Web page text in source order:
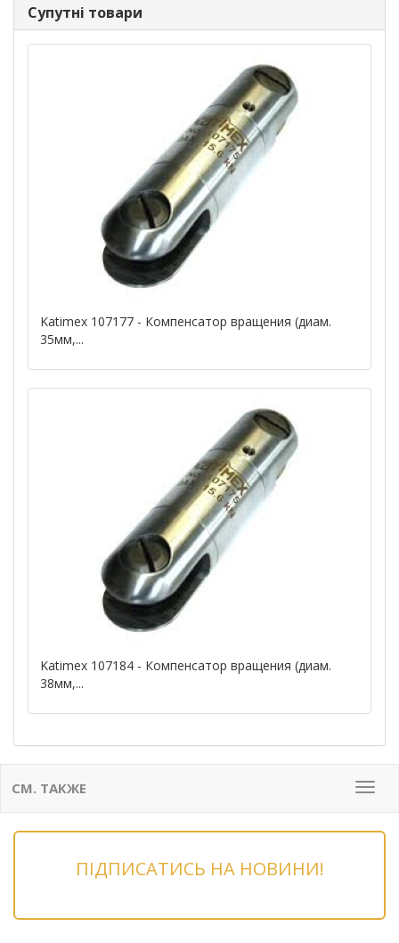
Супутні товари
Katimex 107177 - Компенсатор вращения (диам.
35мм,...
Katimex 107184 - Компенсатор вращения (диам.
38мм,...
Меню
СМ. ТАКЖЕ
ПІДПИСАТИСЬ НА НОВИНИ!